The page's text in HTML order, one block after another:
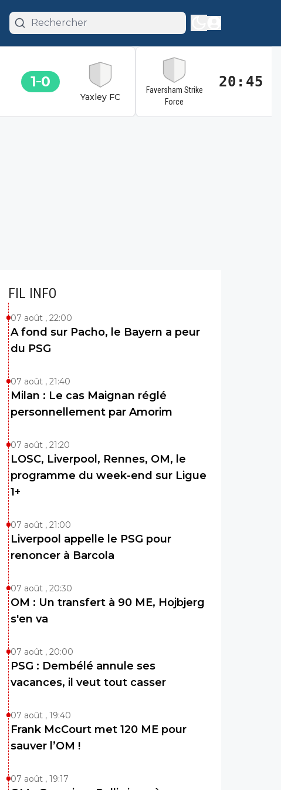
1 0
Yaxley FC
Faversham Strike
Force
20:45
FIL INFO
07 août , 22:00
A fond sur Pacho, le Bayern a peur
du PSG
07 août , 21:40
Milan : Le cas Maignan réglé
personnellement par Amorim
07 août , 21:20
LOSC, Liverpool, Rennes, OM, le
programme du week-end sur Ligue
1+
07 août , 21:00
Liverpool appelle le PSG pour
renoncer à Barcola
07 août , 20:30
OM : Un transfert à 90 ME, Hojbjerg
s'en va
07 août , 20:00
PSG : Dembélé annule ses
vacances, il veut tout casser
07 août , 19:40
Frank McCourt met 120 ME pour
sauver l’OM !
07 août , 19:17